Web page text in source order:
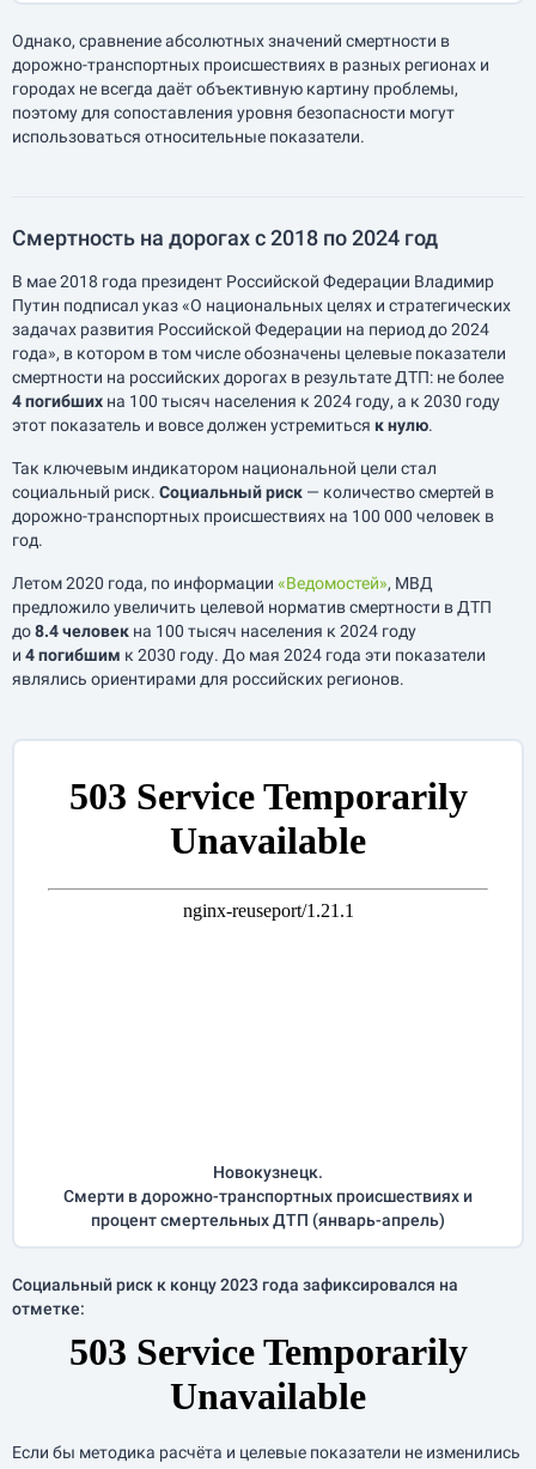
Однако, сравнение абсолютных значений смертности в
дорожно-транспортных происшествиях в разных регионах и
городах не всегда даёт объективную картину проблемы,
поэтому для сопоставления уровня безопасности могут
использоваться относительные показатели.
Смертность на дорогах с 2018 по 2024 год
В мае 2018 года президент Российской Федерации Владимир
Путин подписал указ «О национальных целях и стратегических
задачах развития Российской Федерации на период до 2024
года», в котором в том числе обозначены целевые показатели
смертности на российских дорогах в результате ДТП: не более
4 погибших на 100 тысяч населения к 2024 году, а к 2030 году
этот показатель и вовсе должен устремиться к нулю.
Так ключевым индикатором национальной цели стал
социальный риск. Социальный риск — количество смертей в
дорожно-транспортных происшествиях на 100 000 человек в
год.
Летом 2020 года, по информации «Ведомостей», МВД
предложило увеличить целевой норматив смертности в ДТП
до8.4 человек на 100 тысяч населения к 2024 году
и 4 погибшим к 2030 году. До мая 2024 года эти показатели
являлись ориентирами для российских регионов.
Новокузнецк.
Смерти в дорожно-транспортных происшествиях и
процент смертельных ДТП (январь-апрель)
Социальный риск к концу 2023 года зафиксировался на
отметке:
Если бы методика расчёта и целевые показатели не изменились